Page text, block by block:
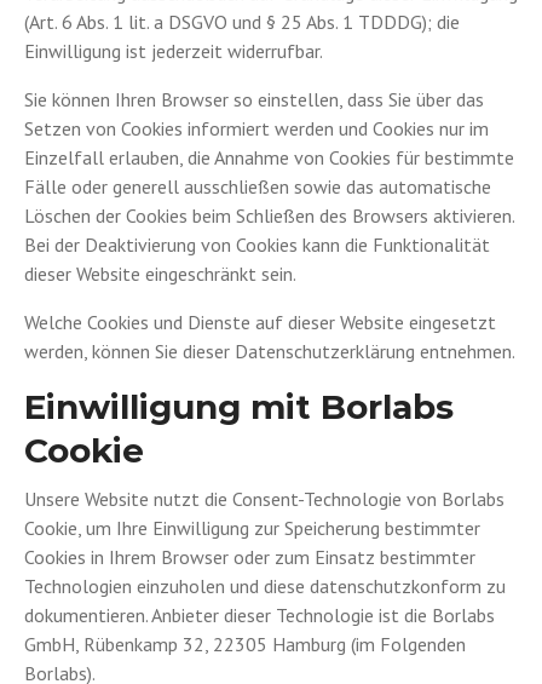
(Art. 6 Abs. 1 lit. a DSGVO und § 25 Abs. 1 TDDDG); die
Einwilligung ist jederzeit widerrufbar.
Sie können Ihren Browser so einstellen, dass Sie über das
Setzen von Cookies informiert werden und Cookies nur im
Einzelfall erlauben, die Annahme von Cookies für bestimmte
Fälle oder generell ausschließen sowie das automatische
Löschen der Cookies beim Schließen des Browsers aktivieren.
Bei der Deaktivierung von Cookies kann die Funktionalität
dieser Website eingeschränkt sein.
Welche Cookies und Dienste auf dieser Website eingesetzt
werden, können Sie dieser Datenschutzerklärung entnehmen.
Einwilligung mit Borlabs
Cookie
Unsere Website nutzt die Consent-Technologie von Borlabs
Cookie, um Ihre Einwilligung zur Speicherung bestimmter
Cookies in Ihrem Browser oder zum Einsatz bestimmter
Technologien einzuholen und diese datenschutzkonform zu
dokumentieren. Anbieter dieser Technologie ist die Borlabs
GmbH, Rübenkamp 32, 22305 Hamburg (im Folgenden
Borlabs).